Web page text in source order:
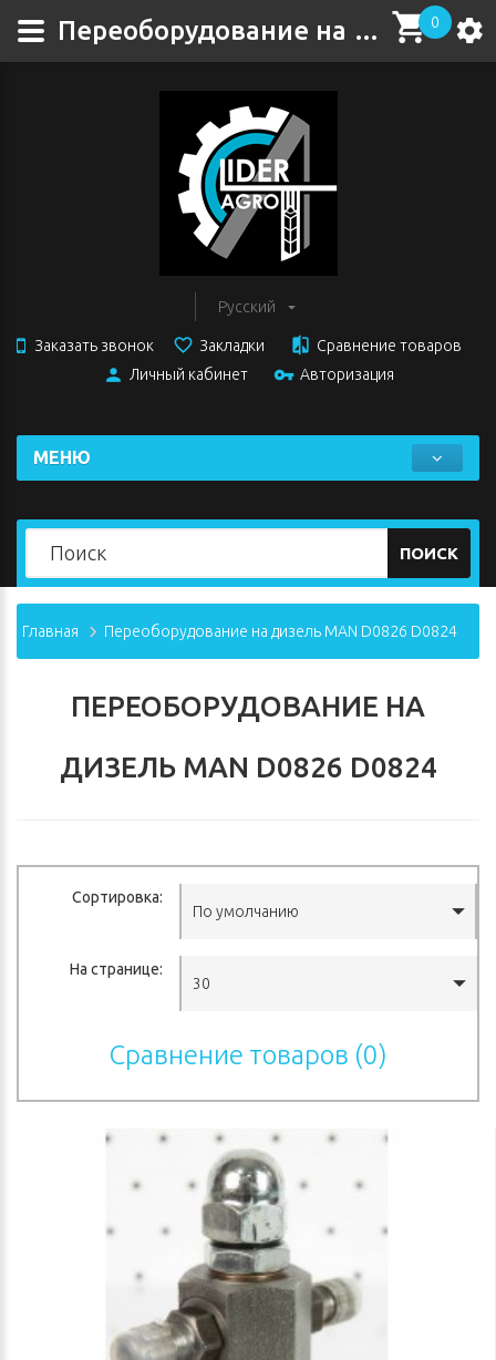
Русский
Закладки Сравнение товаров
Заказать звонок
Личный кабинет
Авторизация
0
МЕНЮ
ПОИСК
Главная Переоборудование на дизель MAN D0826 D0824
ПЕРЕОБОРУДОВАНИЕ НА
ДИЗЕЛЬ MAN D0826 D0824
Сортировка:
По умолчанию
На странице:
30
Сравнение товаров (0)
Переоборудование на дизель MAN D0826 D0824